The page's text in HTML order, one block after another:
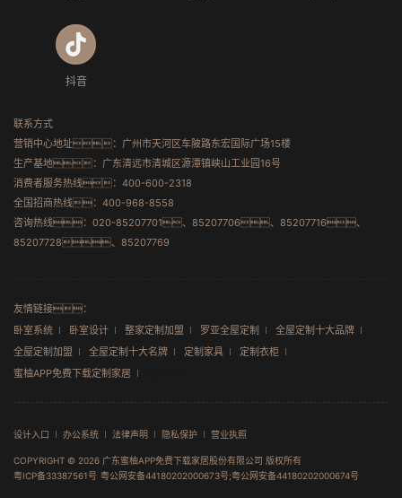
友情链接：
卧室系统
卧室设计 整家定制加盟 罗亚全屋定制
全屋定制十大品牌
全屋定制加盟
全屋定制十大名牌 定制家具
定制衣柜
蜜柚APP免费下载定制家居
COPYRIGHT © 2026 广东蜜柚APP免费下载家居股份有限公司 版权所有
粤ICP备33387561号 粤公网安备44180202000673号;粤公网安备44180202000674号
设计入口 办公系统 法律声明 隐私保护 营业执照
联系方式
营销中心地址：广州市天河区车陂路东宏国际广场15楼
生产基地：广东清远市清城区源潭镇峡山工业园16号
消费者服务热线：400-600-2318
全国招商热线：400-968-8558
咨询热线：020-85207701、85207706、85207716、
85207728、 85207769
抖音